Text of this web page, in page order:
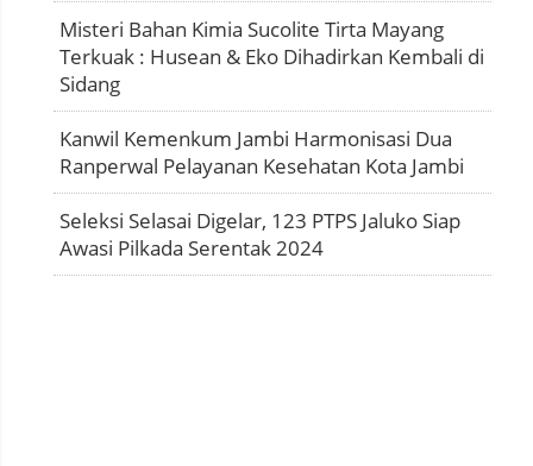
Misteri Bahan Kimia Sucolite Tirta Mayang
Terkuak : Husean & Eko Dihadirkan Kembali di
Sidang
Kanwil Kemenkum Jambi Harmonisasi Dua
Ranperwal Pelayanan Kesehatan Kota Jambi
Seleksi Selasai Digelar, 123 PTPS Jaluko Siap
Awasi Pilkada Serentak 2024